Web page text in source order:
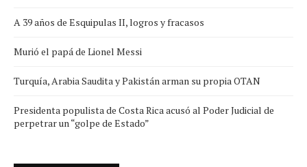
A 39 años de Esquipulas II, logros y fracasos
Murió el papá de Lionel Messi
Turquía, Arabia Saudita y Pakistán arman su propia OTAN
Presidenta populista de Costa Rica acusó al Poder Judicial de
perpetrar un “golpe de Estado”